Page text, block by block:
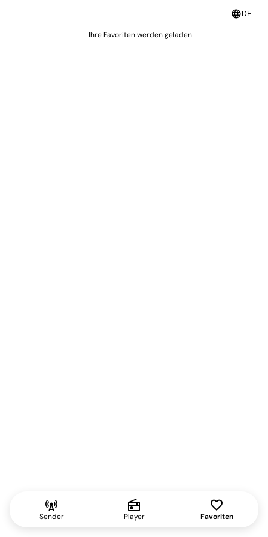
language DE
Ihre Favoriten werden geladen
cell_tower
Sender
radio
Player
favorite
Favoriten